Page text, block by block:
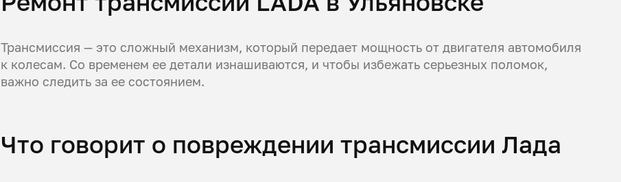
Трансмиссия — это сложный механизм, который передает мощность от двигателя автомобиля
к колесам. Со временем ее детали изнашиваются, и чтобы избежать серьезных поломок,
важно следить за ее состоянием.
Что говорит о повреждении трансмиссии Лада